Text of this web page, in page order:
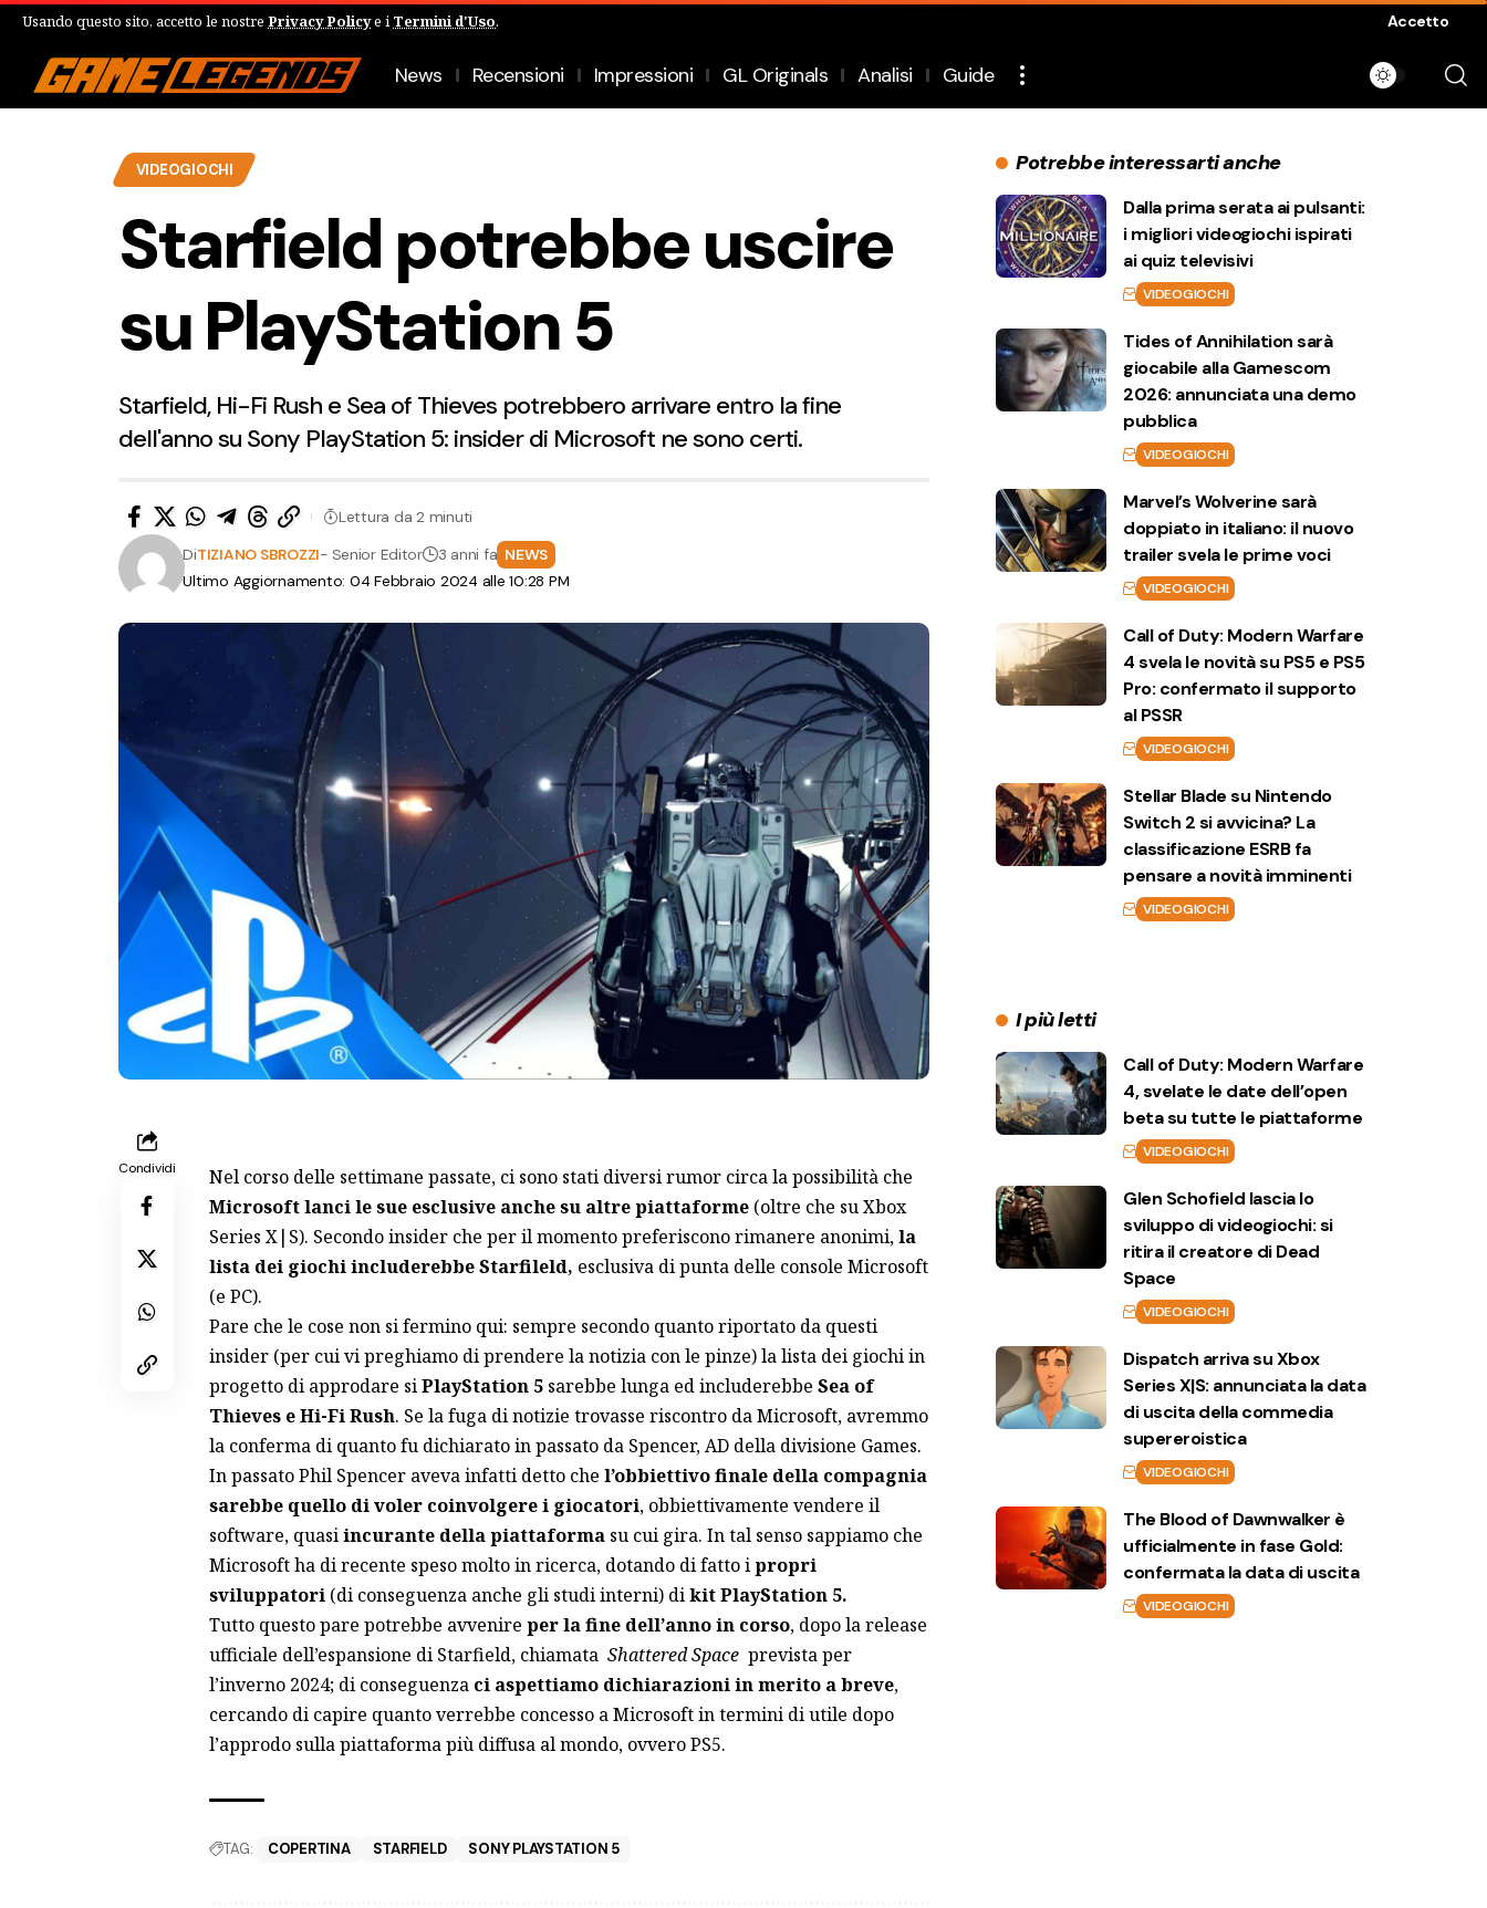
Usando questo sito, accetto le nostre Privacy Policye i Termini d'Uso. Accetto
News Recensioni Impressioni GL Originals Analisi Guide
VIDEOGIOCHI
Starfield potrebbe uscire
su PlayStation 5
Starfield, Hi-Fi Rush e Sea of Thieves potrebbero arrivare entro la fine
dell'anno su Sony PlayStation 5: insider di Microsoft ne sono certi.
Ultimo Aggiornamento: 04 Febbraio 2024 alle 10:28 PM
DiTIZIANO SBROZZI- Senior Editor 3 anni fa NEWS
Lettura da 2 minuti
Condividi
Nel corso delle settimane passate, ci sono stati diversi rumor circa la possibilità che
Microsoft lanci le sue esclusive anche su altre piattaforme(oltre che su Xbox
Series X|S). Secondo insider che per il momento preferiscono rimanere anonimi,la
lista dei giochi includerebbe Starfileld, esclusiva di punta delle console Microsoft
(e PC).
Pare che le cose non si fermino qui: sempre secondo quanto riportato da questi
insider (per cui vi preghiamo di prendere la notizia con le pinze) la lista dei giochi in
progetto di approdare siPlayStation 5sarebbe lunga ed includerebbe Sea of
Thieves e Hi-Fi Rush. Se la fuga di notizie trovasse riscontro da Microsoft, avremmo
la conferma di quanto fu dichiarato in passato da Spencer, AD della divisione Games.
In passato Phil Spencer aveva infatti detto che l’obbiettivo finale della compagnia
sarebbe quello di voler coinvolgere i giocatori, obbiettivamente vendere il
software, quasiincurante della piattaformasu cui gira. In tal senso sappiamo che
Microsoft ha di recente speso molto in ricerca, dotando di fatto ipropri
sviluppatori(di conseguenza anche gli studi interni) dikit PlayStation 5.
Tutto questo pare potrebbe avvenire per la fine dell’anno in corso, dopo la release
ufficiale dell’espansione di Starfield, chiamataShattered Spaceprevista per
l’inverno 2024; di conseguenza ci aspettiamo dichiarazioni in merito a breve,
cercando di capire quanto verrebbe concesso a Microsoft in termini di utile dopo
l’approdo sulla piattaforma più diffusa al mondo, ovvero PS5.
TAG: COPERTINA STARFIELD SONY PLAYSTATION 5
Potrebbe interessarti anche
Dalla prima serata ai pulsanti:
i migliori videogiochi ispirati
ai quiz televisivi
VIDEOGIOCHI
Tides of Annihilation sarà
giocabile alla Gamescom
2026: annunciata una demo
pubblica
VIDEOGIOCHI
Marvel’s Wolverine sarà
doppiato in italiano: il nuovo
trailer svela le prime voci
VIDEOGIOCHI
Call of Duty: Modern Warfare
4 svela le novità su PS5 e PS5
Pro: confermato il supporto
al PSSR
VIDEOGIOCHI
Stellar Blade su Nintendo
Switch 2 si avvicina? La
classificazione ESRB fa
pensare a novità imminenti
VIDEOGIOCHI
I più letti
Call of Duty: Modern Warfare
4, svelate le date dell’open
beta su tutte le piattaforme
VIDEOGIOCHI
Glen Schofield lascia lo
sviluppo di videogiochi: si
ritira il creatore di Dead
Space
VIDEOGIOCHI
Dispatch arriva su Xbox
Series X|S: annunciata la data
di uscita della commedia
supereroistica
VIDEOGIOCHI
The Blood of Dawnwalker è
ufficialmente in fase Gold:
confermata la data di uscita
VIDEOGIOCHI